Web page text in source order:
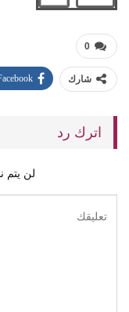
0
شارك
اترك رد
لن يتم